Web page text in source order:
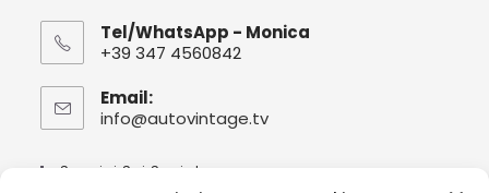
Tel/WhatsApp - Monica
+39 347 4560842
Email:
info@autovintage.tv
Seguici Sui Social :